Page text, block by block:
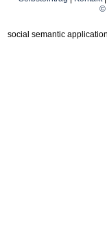
©
social semantic